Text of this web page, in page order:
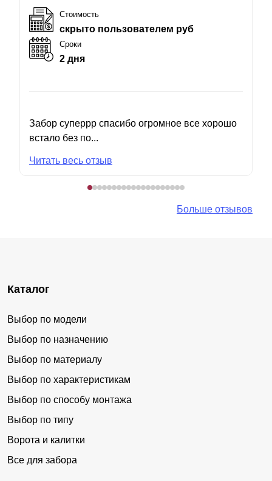
Стоимость
скрыто пользователем руб
Сроки
2 дня
Забор суперрр спасибо огромное все хорошо
встало без по...
Читать весь отзыв
Больше отзывов
Каталог
Выбор по модели
Выбор по назначению
Выбор по материалу
Выбор по характеристикам
Выбор по способу монтажа
Выбор по типу
Ворота и калитки
Все для забора